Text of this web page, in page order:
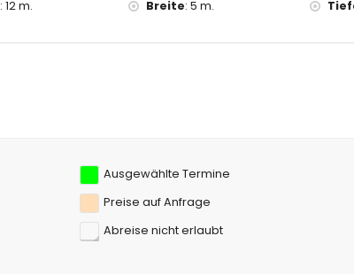
: 12 m. Breite: 5 m.
Sie können den
Ausgewählte Termine
Preise auf Anfrage
Abreise nicht erlaubt